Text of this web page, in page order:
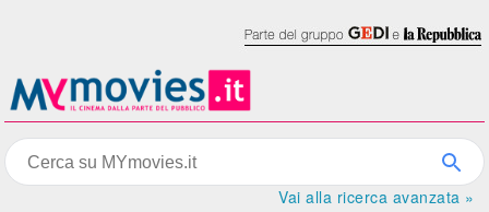
Vai alla ricerca avanzata »